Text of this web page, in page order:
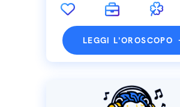
LEGGI L'OROSCOPO